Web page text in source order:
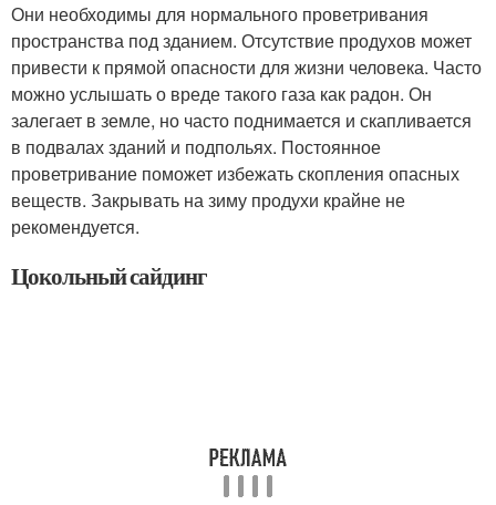
Они необходимы для нормального проветривания
пространства под зданием. Отсутствие продухов может
привести к прямой опасности для жизни человека. Часто
можно услышать о вреде такого газа как радон. Он
залегает в земле, но часто поднимается и скапливается
в подвалах зданий и подпольях. Постоянное
проветривание поможет избежать скопления опасных
веществ. Закрывать на зиму продухи крайне не
рекомендуется.
Цокольный сайдинг